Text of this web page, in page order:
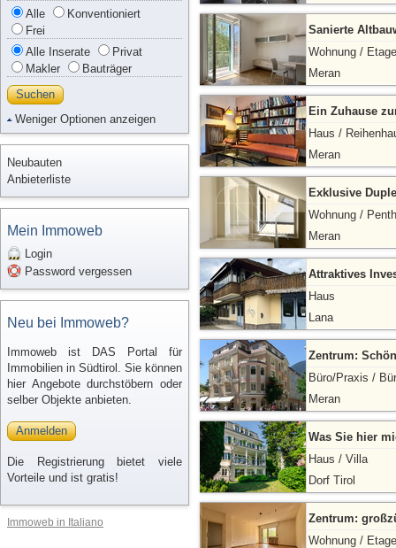
Alle
Konventioniert
Frei
Alle Inserate
Privat
Makler
Bauträger
Suchen
Weniger Optionen anzeigen
Neubauten
Anbieterliste
Mein Immoweb
Login
Password vergessen
Neu bei Immoweb?
Immoweb ist DAS Portal für
Immobilien in Südtirol. Sie können
hier Angebote durchstöbern oder
selber Objekte anbieten.
Anmelden
Die Registrierung bietet viele
Vorteile und ist gratis!
Immoweb in Italiano
Sanierte
Wohnung / Etage
Meran
Ein Zuhause
Haus /
Meran
Exklusive
Wohnung /
Meran
Attraktives
Haus
Lana
Zentrum:
Büro/Praxis /
Meran
Was Sie hier
Haus / Villa
Dorf Tirol
Zentrum:
Wohnung / Etage